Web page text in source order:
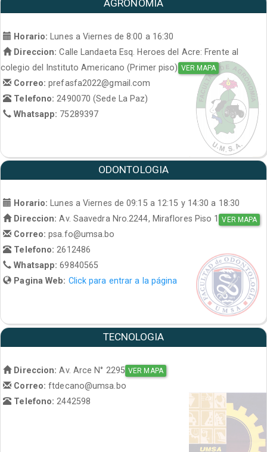
AGRONOMIA
Horario:
Lunes a Viernes de 8:00 a 16:30
Direccion: Calle Landaeta Esq. Heroes del Acre: Frente al
colegio del Instituto Americano (Primer piso) VER MAPA
Correo:prefasfa2022@gmail.com
Telefono: 2490070 (Sede La Paz)
Whatsapp: 75289397
ODONTOLOGIA
Horario: Lunes a Viernes de 09:15 a 12:15 y 14:30 a 18:30
Direccion: Av. Saavedra Nro.2244, Miraflores Piso 1 VER MAPA
Correo:psa.fo@umsa.bo
Telefono:2612486
Whatsapp:69840565
Pagina Web: Click para entrar a la página
TECNOLOGIA
Direccion: Av. Arce N° 2295 VER MAPA
Correo:ftdecano@umsa.bo
Telefono: 2442598